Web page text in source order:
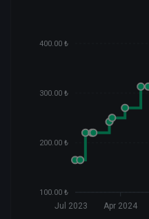
400.00 ₺
300.00 ₺
200.00 ₺
100.00 ₺
Jul 2023 Apr 2024